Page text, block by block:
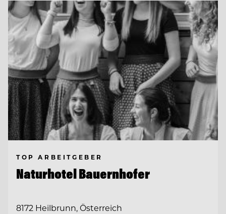
TOP ARBEITGEBER
Naturhotel Bauernhofer
8172 Heilbrunn, Österreich